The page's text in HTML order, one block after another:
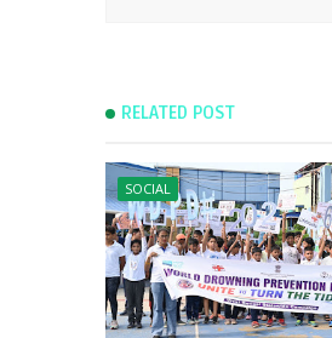
RELATED POST
SOCIAL